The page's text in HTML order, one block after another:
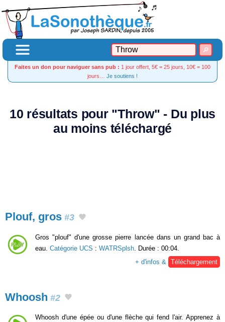
Faites un don pour naviguer sans pub : 1 jour offert, 5€ = 25 jours, 10€ = 100
jours… Je soutiens !
10 résultats pour "Throw" - Du plus
au moins téléchargé
Plouf, gros #3
Gros "plouf" d'une grosse pierre lancée dans un grand bac à
eau. Catégorie UCS : WATRSplsh . Durée : 00:04.
+ d'infos &
Téléchargement
Whoosh #2
Whoosh d'une épée ou d'une flèche qui fend l'air. Apprenez à